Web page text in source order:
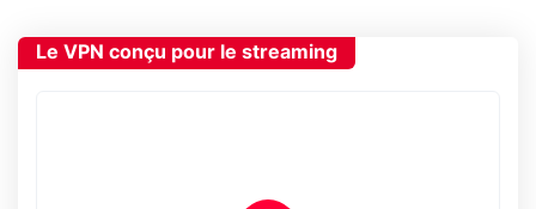
Le VPN conçu pour le streaming